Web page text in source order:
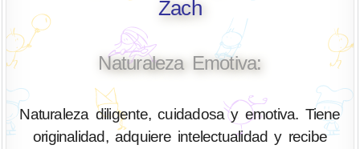
Zach
Naturaleza Emotiva:
Naturaleza diligente, cuidadosa y emotiva. Tiene
originalidad, adquiere intelectualidad y recibe